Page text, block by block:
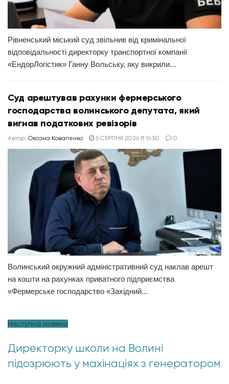
Рівненський міський суд звільнив від кримінальної
відповідальності директорку транспортної компанії
«ЕндорЛогістик» Ганну Вольську, яку викрили...
Суд арештував рахунки фермерського
господарства волинського депутата, який
вигнав податкових ревізорів
Автор: Оксана Коваленко 5 СЕРПНЯ 2026 В 16:50 0
Волинський окружний адміністративний суд наклав арешт
на кошти на рахунках приватного підприємства
«Фермерське господарство «Західний...
Наступна новина
Директорку школи на Волині
підозрюють у махінаціях з генератором